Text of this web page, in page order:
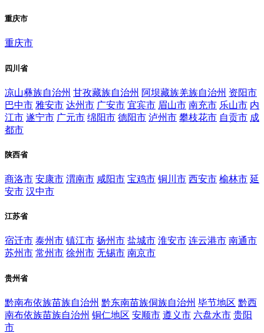
重庆市
重庆市
四川省
凉山彝族自治州 甘孜藏族自治州 阿坝藏族羌族自治州 资阳市
巴中市 雅安市 达州市 广安市 宜宾市 眉山市 南充市 乐山市 内
江市 遂宁市 广元市 绵阳市 德阳市 泸州市 攀枝花市 自贡市 成
都市
陕西省
商洛市 安康市 渭南市 咸阳市 宝鸡市 铜川市 西安市 榆林市 延
安市 汉中市
江苏省
宿迁市 泰州市 镇江市 扬州市 盐城市 淮安市 连云港市 南通市
苏州市 常州市 徐州市 无锡市 南京市
贵州省
黔南布依族苗族自治州 黔东南苗族侗族自治州 毕节地区 黔西
南布依族苗族自治州 铜仁地区 安顺市 遵义市 六盘水市 贵阳
市